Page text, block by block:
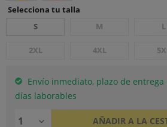
Selecciona tu talla
S
M L
2XL 4XL
Envío inmediato, plazo de entrega
días laborables
AÑADIR A LA